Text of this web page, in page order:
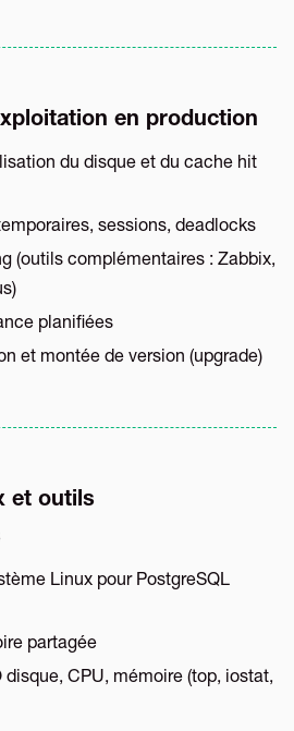
en production
du disque et du cache hit
sessions, deadlocks
(outils complémentaires : Zabbix,
planifiées
et montée de version (upgrade)
et outils
Linux pour PostgreSQL
partagée
disque, CPU, mémoire (top, iostat,